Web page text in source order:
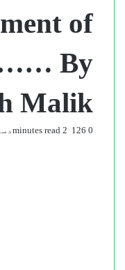
of
By
Malik
دسمبر 0